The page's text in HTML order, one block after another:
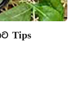
Tips